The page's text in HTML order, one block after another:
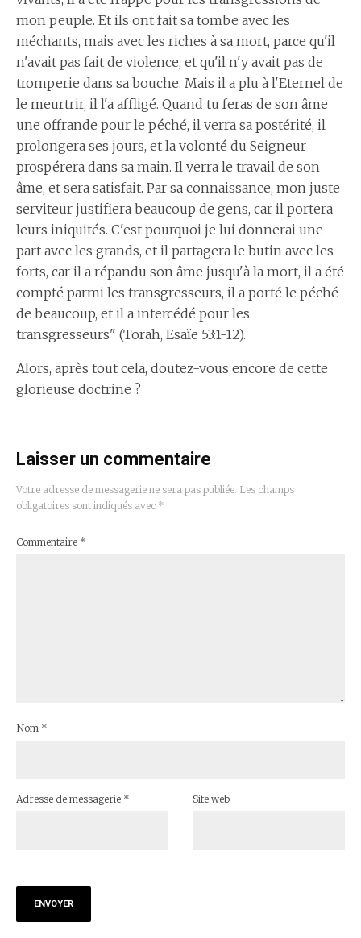
mon peuple. Et ils ont fait sa tombe avec les
méchants, mais avec les riches à sa mort, parce qu'il
n'avait pas fait de violence, et qu'il n'y avait pas de
tromperie dans sa bouche. Mais il a plu à l'Eternel de
le meurtrir, il l'a affligé. Quand tu feras de son âme
une offrande pour le péché, il verra sa postérité, il
prolongera ses jours, et la volonté du Seigneur
prospérera dans sa main. Il verra le travail de son
âme, et sera satisfait. Par sa connaissance, mon juste
serviteur justifiera beaucoup de gens, car il portera
leurs iniquités. C'est pourquoi je lui donnerai une
part avec les grands, et il partagera le butin avec les
forts, car il a répandu son âme jusqu'à la mort, il a été
compté parmi les transgresseurs, il a porté le péché
de beaucoup, et il a intercédé pour les
transgresseurs" (Torah, Esaïe 53:1-12).
Alors, après tout cela, doutez-vous encore de cette
glorieuse doctrine ?
Laisser un commentaire
Votre adresse de messagerie ne sera pas publiée. Les champs
obligatoires sont indiqués avec *
Commentaire *
Nom *
Adresse de messagerie * Site web